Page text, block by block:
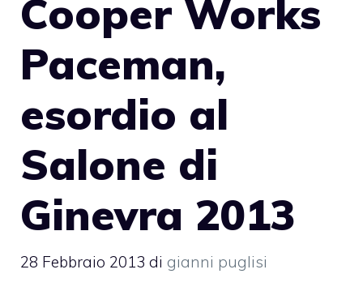
Cooper Works
Paceman,
esordio al
Salone di
Ginevra 2013
28 Febbraio 2013 di gianni puglisi